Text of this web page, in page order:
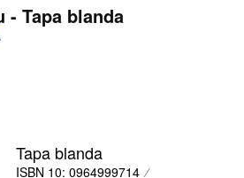
- Tapa blanda
Tapa blanda
ISBN 10: 0964999714